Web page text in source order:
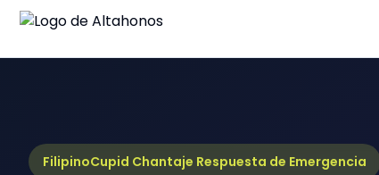
FilipinoCupid Chantaje Respuesta de Emergencia